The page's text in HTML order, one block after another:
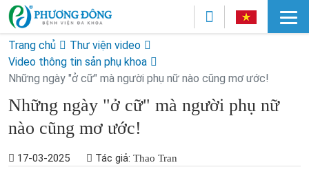
Trang chủ
Thư viện video
Video thông tin sản phụ khoa
Những ngày "ở cữ" mà người phụ nữ nào cũng mơ ước!
Những ngày "ở cữ" mà người phụ nữ
nào cũng mơ ước!
17-03-2025 Tác giả: Thao Tran